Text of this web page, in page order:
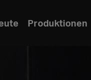
Produktionen